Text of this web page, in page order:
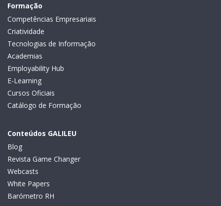
Formação
Competências Empresariais
Criatividade
Tecnologias de Informação
Academias
Employability Hub
E-Learning
Cursos Oficiais
Catálogo de Formação
Conteúdos GALILEU
Blog
Revista Game Changer
Webcasts
White Papers
Barómetro RH